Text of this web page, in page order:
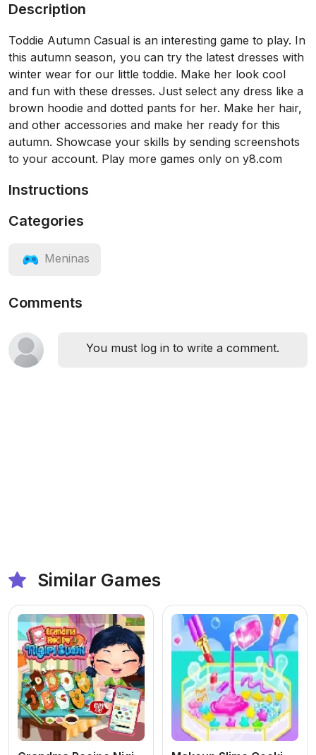
Description
Toddie Autumn Casual is an interesting game to play. In
this autumn season, you can try the latest dresses with
winter wear for our little toddie. Make her look cool
and fun with these dresses. Just select any dress like a
brown hoodie and dotted pants for her. Make her hair,
and other accessories and make her ready for this
autumn. Showcase your skills by sending screenshots
to your account. Play more games only on y8.com
Instructions
Categories
Meninas
Comments
You must log in to write a comment.
Similar Games